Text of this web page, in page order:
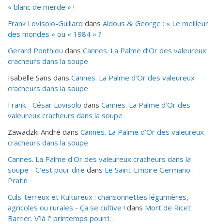
« blanc de merde » !
Frank Lovisolo-Guillard dans Aldous & George : « Le meilleur
des mondes » ou « 1984 » ?
Gerard Ponthieu dans Cannes. La Palme d’Or des valeureux
cracheurs dans la soupe
Isabelle Sans dans Cannes. La Palme d’Or des valeureux
cracheurs dans la soupe
Frank - César Lovisolo dans Cannes. La Palme d’Or des
valeureux cracheurs dans la soupe
Zawadzki André dans Cannes. La Palme d’Or des valeureux
cracheurs dans la soupe
Cannes. La Palme d'Or des valeureux cracheurs dans la
soupe - C’est pour dire dans Le Saint-Empire Germano-
Pratin
Culs-terreux et Kultureux : chansonnettes légumières,
agricoles ou rurales - Ça se cultive ! dans Mort de Ricet
Barrier. V’là l” printemps pourri…